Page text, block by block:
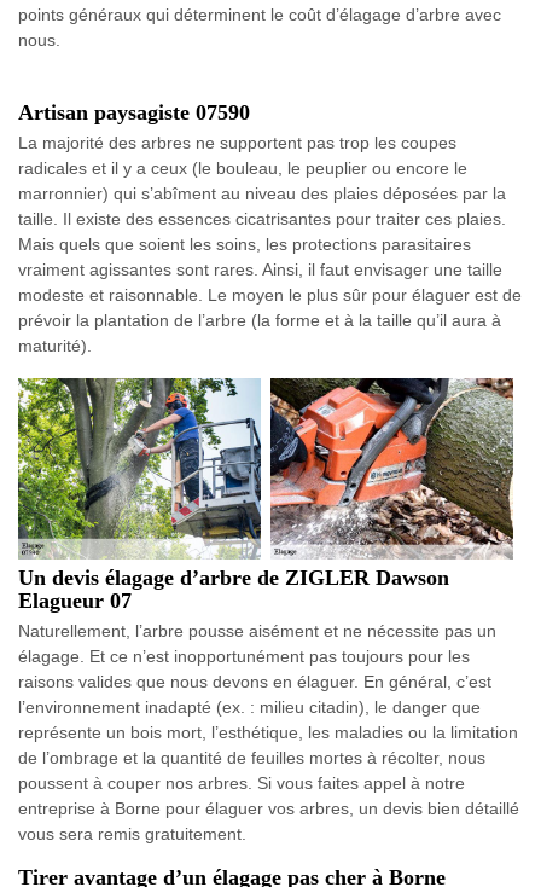
points généraux qui déterminent le coût d’élagage d’arbre avec
nous.
Artisan paysagiste 07590
La majorité des arbres ne supportent pas trop les coupes
radicales et il y a ceux (le bouleau, le peuplier ou encore le
marronnier) qui s’abîment au niveau des plaies déposées par la
taille. Il existe des essences cicatrisantes pour traiter ces plaies.
Mais quels que soient les soins, les protections parasitaires
vraiment agissantes sont rares. Ainsi, il faut envisager une taille
modeste et raisonnable. Le moyen le plus sûr pour élaguer est de
prévoir la plantation de l’arbre (la forme et à la taille qu’il aura à
maturité).
Un devis élagage d’arbre de ZIGLER Dawson
Elagueur 07
Naturellement, l’arbre pousse aisément et ne nécessite pas un
élagage. Et ce n’est inopportunément pas toujours pour les
raisons valides que nous devons en élaguer. En général, c’est
l’environnement inadapté (ex. : milieu citadin), le danger que
représente un bois mort, l’esthétique, les maladies ou la limitation
de l’ombrage et la quantité de feuilles mortes à récolter, nous
poussent à couper nos arbres. Si vous faites appel à notre
entreprise à Borne pour élaguer vos arbres, un devis bien détaillé
vous sera remis gratuitement.
Tirer avantage d’un élagage pas cher à Borne